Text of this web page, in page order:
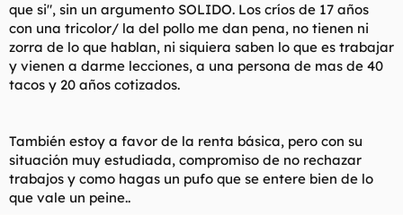
que si", sin un argumento SOLIDO. Los críos de 17 años
con una tricolor/ la del pollo me dan pena, no tienen ni
zorra de lo que hablan, ni siquiera saben lo que es trabajar
y vienen a darme lecciones, a una persona de mas de 40
tacos y 20 años cotizados.
También estoy a favor de la renta básica, pero con su
situación muy estudiada, compromiso de no rechazar
trabajos y como hagas un pufo que se entere bien de lo
que vale un peine..